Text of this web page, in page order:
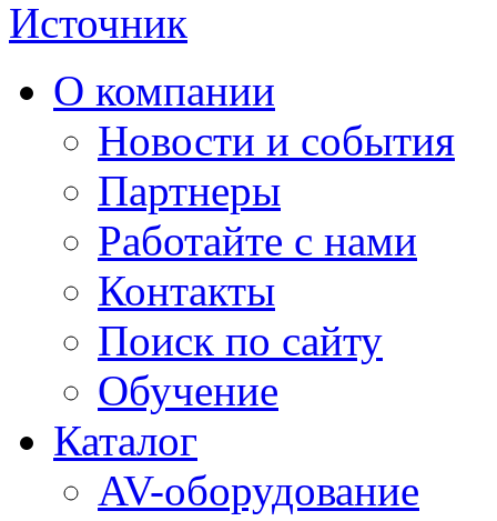
Источник
О компании
Новости и события
Партнеры
Работайте с нами
Контакты
Поиск по сайту
Обучение
Каталог
AV-оборудование